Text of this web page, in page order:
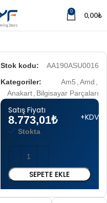
0 0,00₺
Stok kodu:
AA190ASU0016
Kategoriler:
Am5 Amd
Anakart Bilgisayar Parçaları
Satış Fiyatı
8.773,01₺ +KDV
Stokta
SEPETE EKLE